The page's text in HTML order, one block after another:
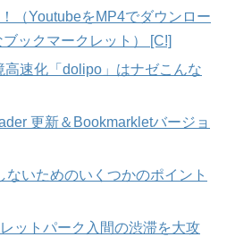
（YoutubeをMP4でダウンロー
ックマークレット） [C!]
高速化「dolipo」はナゼこんな
更新＆Bookmarkletバージョ
ないためのいくつかのポイント
ットパーク入間の渋滞を大攻